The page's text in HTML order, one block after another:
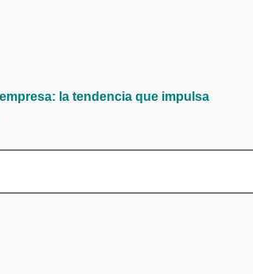
la tendencia que impulsa